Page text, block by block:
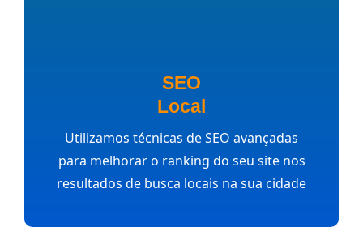
SEO
Local
Utilizamos técnicas de SEO avançadas
para melhorar o ranking do seu site nos
resultados de busca locais na sua cidade